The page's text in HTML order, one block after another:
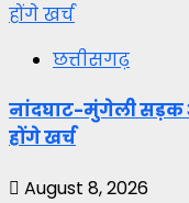
होंगे खर्च
छत्तीसगढ़
नांदघाट-मुंगेली सड़क
होंगे खर्च
August 8, 2026